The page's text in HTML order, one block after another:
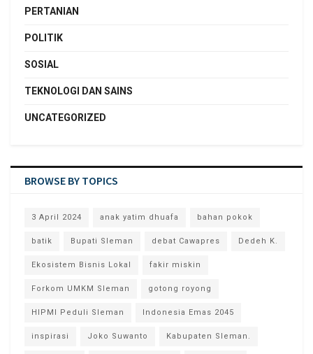
PERTANIAN
POLITIK
SOSIAL
TEKNOLOGI DAN SAINS
UNCATEGORIZED
BROWSE BY TOPICS
3 April 2024 anak yatim dhuafa bahan pokok
batik Bupati Sleman debat Cawapres Dedeh K.
Ekosistem Bisnis Lokal fakir miskin
Forkom UMKM Sleman gotong royong
HIPMI Peduli Sleman Indonesia Emas 2045
inspirasi Joko Suwanto Kabupaten Sleman.